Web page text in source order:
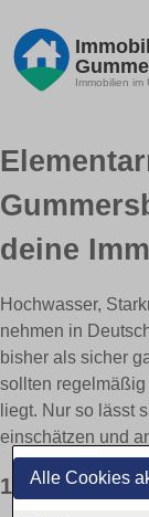
Alle Cookies
Immobilien im
deine
Hochwasser,
nehmen in
bisher als sicher
sollten
liegt. Nur so lässt
einschätzen und
1) Was sind